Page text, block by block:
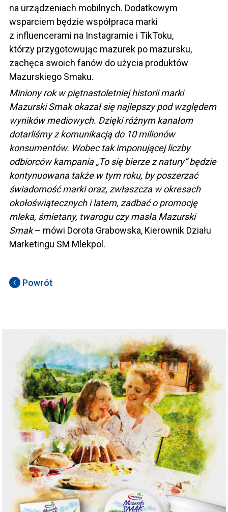
na urządzeniach mobilnych. Dodatkowym
wsparciem będzie współpraca marki
z influencerami na Instagramie i TikToku,
którzy przygotowując mazurek po mazursku,
zachęca swoich fanów do użycia produktów
Mazurskiego Smaku.
Miniony rok w piętnastoletniej historii marki
Mazurski Smak okazał się najlepszy pod względem
wyników mediowych. Dzięki różnym kanałom
dotarliśmy z komunikacją do 10 milionów
konsumentów. Wobec tak imponującej liczby
odbiorców kampania „To się bierze z natury” będzie
kontynuowana także w tym roku, by poszerzać
świadomość marki oraz, zwłaszcza w okresach
okołoświątecznych i latem, zadbać o promocję
mleka, śmietany, twarogu czy masła Mazurski
Smak– mówi Dorota Grabowska, Kierownik Działu
Marketingu SM Mlekpol.
Powrót